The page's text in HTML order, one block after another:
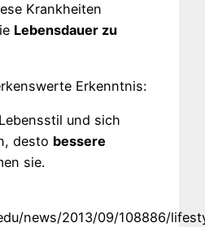
Krankheiten
Lebensdauer zu
Erkenntnis:
und sich
desto bessere
sie.
news/2013/09/108886/